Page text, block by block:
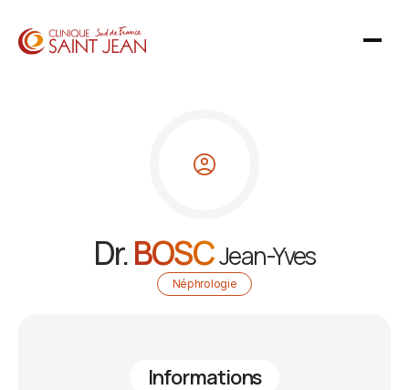
Dr.BOSCJean-Yves
Néphrologie
Informations